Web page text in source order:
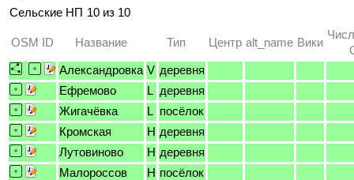
Сельские НП 10 из 10
OSM ID Название Тип Центр alt_name Вики
Александровка V деревня
Ефремово
L деревня
Жигачёвка
L посёлок
Кромская
H деревня
Лутовиново
H деревня
Малороссов
H посёлок